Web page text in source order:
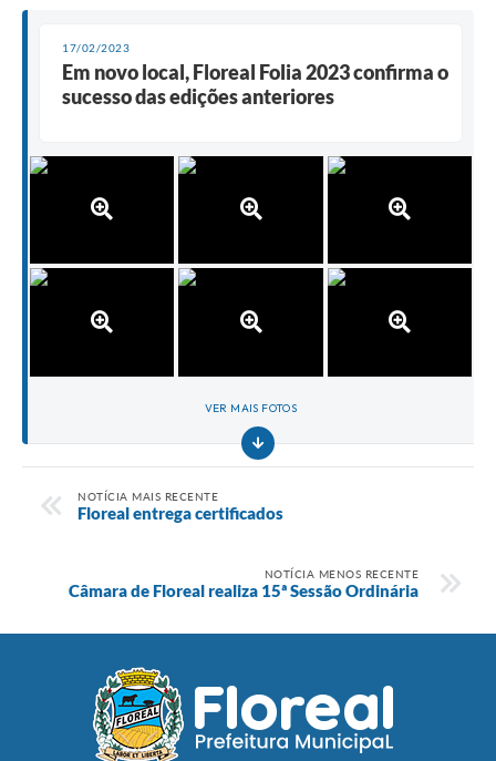
17/02/2023
Em novo local, Floreal Folia 2023 confirma o
sucesso das edições anteriores
VER MAIS FOTOS
NOTÍCIA MAIS RECENTE
Floreal entrega certificados
NOTÍCIA MENOS RECENTE
Câmara de Floreal realiza 15ª Sessão Ordinária